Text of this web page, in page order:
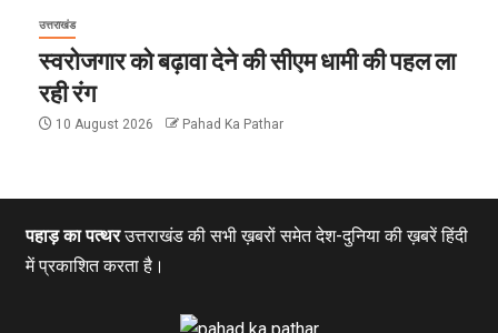
उत्तराखंड
स्वरोजगार को बढ़ावा देने की सीएम धामी की पहल ला
रही रंग
10 August 2026 Pahad Ka Pathar
पहाड़ का पत्थरउत्तराखंड की सभी ख़बरों समेत देश-दुनिया की ख़बरें हिंदी
में प्रकाशित करता है।